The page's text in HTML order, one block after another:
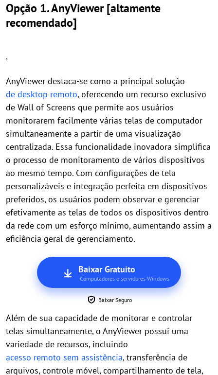
Opção 1. AnyViewer [altamente
recomendado]
,
AnyViewer destaca-se como a principal solução
de desktop remoto, oferecendo um recurso exclusivo
de Wall of Screens que permite aos usuários
monitorarem facilmente várias telas de computador
simultaneamente a partir de uma visualização
centralizada. Essa funcionalidade inovadora simplifica
o processo de monitoramento de vários dispositivos
ao mesmo tempo. Com configurações de tela
personalizáveis e integração perfeita em dispositivos
preferidos, os usuários podem observar e gerenciar
efetivamente as telas de todos os dispositivos dentro
da rede com um esforço mínimo, aumentando assim a
eficiência geral de gerenciamento.
Baixar Gratuito
Computadores e servidores Windows
Baixar Seguro
Além de sua capacidade de monitorar e controlar
telas simultaneamente, o AnyViewer possui uma
variedade de recursos, incluindo
acesso remoto sem assistência, transferência de
arquivos, controle móvel, compartilhamento de tela,